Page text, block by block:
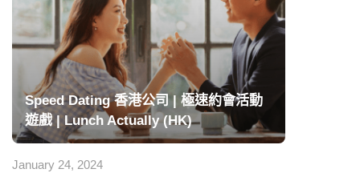
Speed Dating 香港公司 | 極速約會活動
遊戲 | Lunch Actually (HK)
January 24, 2024